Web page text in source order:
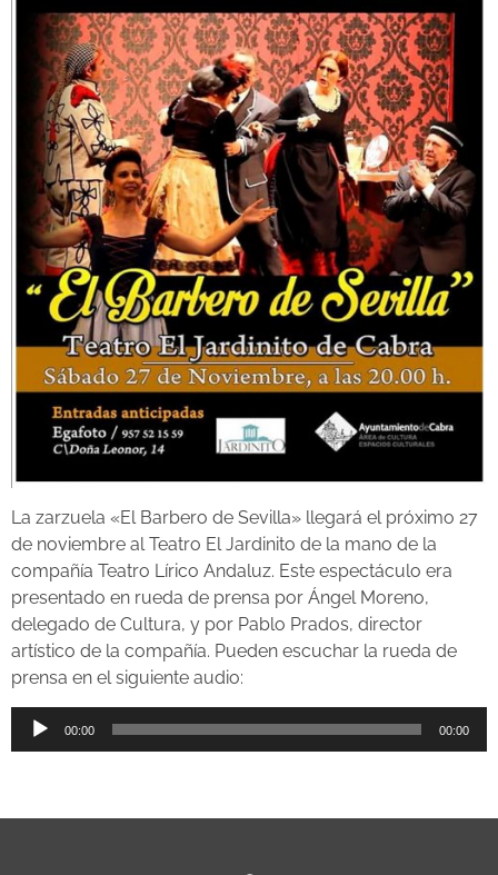
La zarzuela «El Barbero de Sevilla» llegará el próximo 27
de noviembre al Teatro El Jardinito de la mano de la
compañía Teatro Lírico Andaluz. Este espectáculo era
presentado en rueda de prensa por Ángel Moreno,
delegado de Cultura, y por Pablo Prados, director
artístico de la compañía. Pueden escuchar la rueda de
prensa en el siguiente audio:
Reproductor
00:00 00:00